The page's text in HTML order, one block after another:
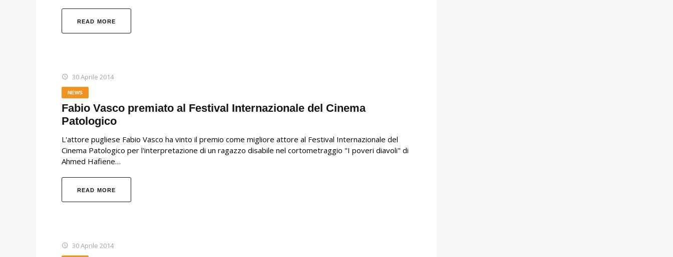
READ MORE
30 Aprile 2014
NEWS
Fabio Vasco premiato al Festival Internazionale del Cinema
Patologico
L'attore pugliese Fabio Vasco ha vinto il premio come migliore attore al Festival Internazionale del
Cinema Patologico per l'interpretazione di un ragazzo disabile nel cortometraggio "I poveri diavoli" di
Ahmed Hafiene…
READ MORE
30 Aprile 2014